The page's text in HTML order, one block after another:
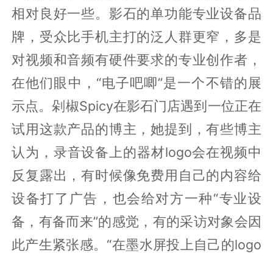
相对良好一些。影石的单功能专业设备品
牌，受众比手机主打的泛人群更窄，多是
对视频和音频有硬件要求的专业创作者，
在他们眼中，“电子吧唧”是一个不错的展
示点。剁椒Spicy在影石门店遇到一位正在
试用这款产品的博主，她提到，有些博主
认为，录音设备上的器材logo会在视频中
反复露出，有时候像免费用自己的内容给
设备打了广告，也会给对方一种“专业设
备，有备而来”的感觉，有的采访对象会因
此产生紧张感。“在墨水屏投上自己的logo